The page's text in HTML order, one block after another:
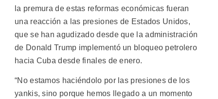
la premura de estas reformas económicas fueran
una reacción a las presiones de Estados Unidos,
que se han agudizado desde que la administración
de Donald Trump implementó un bloqueo petrolero
hacia Cuba desde finales de enero.
“No estamos haciéndolo por las presiones de los
yankis, sino porque hemos llegado a un momento